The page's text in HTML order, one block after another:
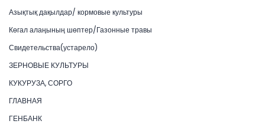
Азықтық дақылдар/ кормовые культуры
Көгал алаңының шөптер/Газонные травы
Свидетельства(устарело)
ЗЕРНОВЫЕ КУЛЬТУРЫ
КУКУРУЗА, СОРГО
ГЛАВНАЯ
ГЕНБАНК